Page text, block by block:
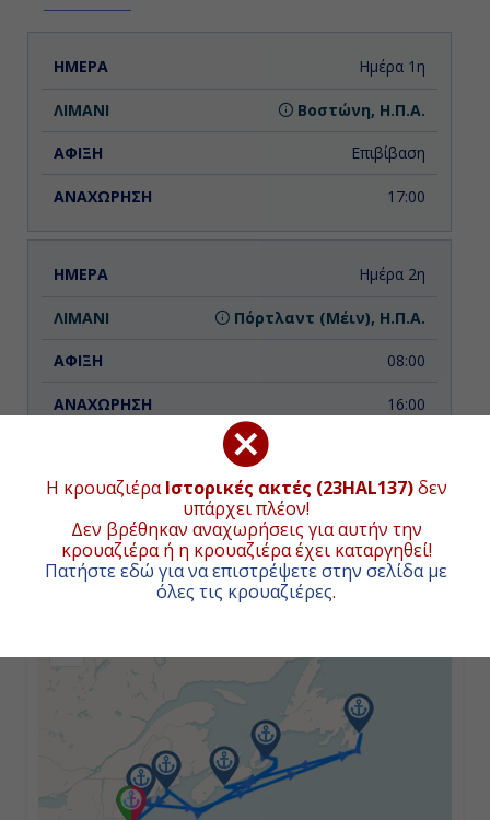
Η κρουαζιέραΙστορικές ακτές (23HAL137)δεν
υπάρχει πλέον!
Δεν βρέθηκαν αναχωρήσεις για αυτήν την
κρουαζιέρα ή η κρουαζιέρα έχει καταργηθεί!
Πατήστε εδώ για να επιστρέψετε στην σελίδα με
όλες τις κρουαζιέρες.
ΗΜΕΡΑ ΑΝΑΧΩΡΗΣΗ
Ημέρα 1η
Βοστώνη, Η.Π.Α.
Επιβίβαση
17:00
Ημέρα 2η
Πόρτλαντ (Μέιν), Η.Π.Α.
08:00
16:00
Ημέρα 3η
Σαιντ Τζον (Νιου Μπράσνγουικ),
Καναδάς
Ημέρα 4η
Χάλιφαξ (Νόβα Σκότια), Καναδάς
ΧΑΡΤΗΣ ΚΡΟΥΑΖΙΕΡΑΣ